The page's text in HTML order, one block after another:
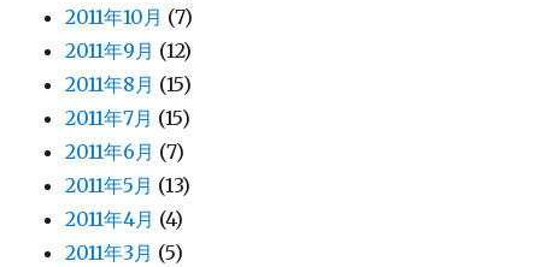
2011年10月 (7)
2011年9月 (12)
2011年8月 (15)
2011年7月 (15)
2011年6月 (7)
2011年5月 (13)
2011年4月 (4)
2011年3月 (5)